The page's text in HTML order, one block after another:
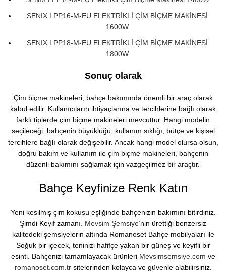
SENIX LPP16-M-EU ELEKTRİKLİ ÇİM BİÇME MAKİNESİ
1600W
SENIX LPP18-M-EU ELEKTRİKLİ ÇİM BİÇME MAKİNESİ
1800W
Sonuç olarak
Çim biçme makineleri, bahçe bakımında önemli bir araç olarak
kabul edilir. Kullanıcıların ihtiyaçlarına ve tercihlerine bağlı olarak
farklı tiplerde çim biçme makineleri mevcuttur. Hangi modelin
seçileceği, bahçenin büyüklüğü, kullanım sıklığı, bütçe ve kişisel
tercihlere bağlı olarak değişebilir. Ancak hangi model olursa olsun,
doğru bakım ve kullanım ile çim biçme makineleri, bahçenin
düzenli bakımını sağlamak için vazgeçilmez bir araçtır.
Bahçe Keyfinize Renk Katın
Yeni kesilmiş çim kokusu eşliğinde bahçenizin bakımını bitirdiniz.
Şimdi Keyif zamanı. Mevsim Şemsiye‘nin ürettiği benzersiz
kalitedeki şemsiyelerin altında Romanoset Bahçe mobilyaları ile
Soğuk bir içecek, teninizi hafifçe yakan bir güneş ve keyifli bir
esinti. Bahçenizi tamamlayacak ürünleri Mevsimsemsiye.com ve
romanoset.com.trsitelerinden kolayca ve güvenle alabilirsiniz.